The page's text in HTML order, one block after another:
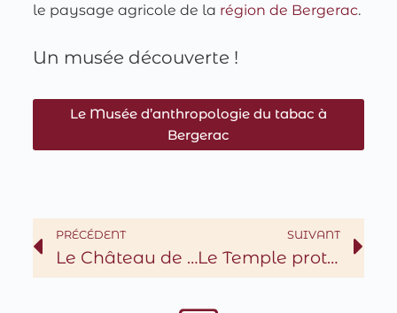
le paysage agricole de la région de Bergerac.
Un musée découverte !
Le Musée d’anthropologie du tabac à
Bergerac
PRÉCÉDENT
Le Château de Monbazillac
SUIVANT
Le Temple protestant à Bergerac